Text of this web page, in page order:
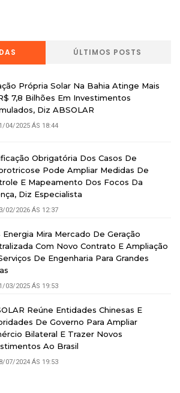
ÚLTIMOS POSTS
Própria Solar Na Bahia Atinge Mais
7,8 Bilhões Em Investimentos
Diz ABSOLAR
04/2025 ÁS 18:44
Obrigatória Dos Casos De
Pode Ampliar Medidas De
E Mapeamento Dos Focos Da
Diz Especialista
02/2026 ÁS 12:37
Energia Mira Mercado De Geração
Com Novo Contrato E Ampliação
De Engenharia Para Grandes
03/2025 ÁS 19:53
Reúne Entidades Chinesas E
De Governo Para Ampliar
Bilateral E Trazer Novos
Ao Brasil
07/2024 ÁS 19:53